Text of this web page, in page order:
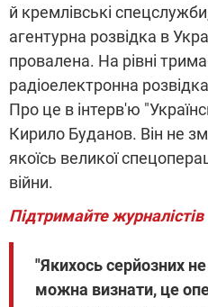
й кремлівські
агентурна розвідка в
провалена. На рівні
радіоелектронна
Про це в інтерв'ю
Кирило Буданов. Він не
якоїсь великої
війни.
Підтримайте
"Якихось серйозних
можна визнати, це